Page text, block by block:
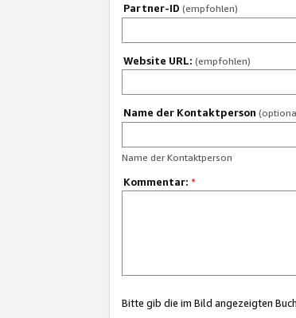
Partner-ID (empfohlen)
Website URL: (empfohlen)
Name der Kontaktperson
Name der Kontaktperson
Kommentar: *
Bitte gib die im Bild angezeigten